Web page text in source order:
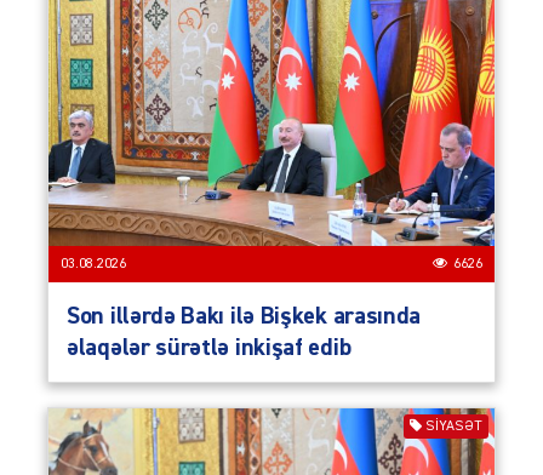
03.08.2026 6626
Son illərdə Bakı ilə Bişkek arasında
əlaqələr sürətlə inkişaf edib
SIYASƏT